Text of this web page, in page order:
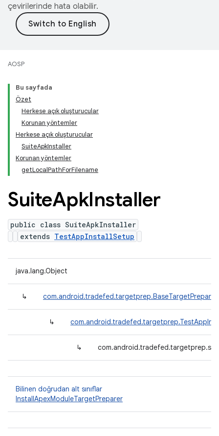
çevirilerinde hata olabilir.
AOSP
Bu sayfada
Özet
Herkese açık oluşturucular
Korunan yöntemler
Herkese açık oluşturucular
SuiteApkInstaller
Korunan yöntemler
getLocalPathForFilename
SuiteApkInstaller
public class SuiteApkInstaller
extends TestAppInstallSetup
java.lang.Object
↳ com.android.tradefed.targetprep.BaseTargetPreparer
↳
↳
Bilinen doğrudan alt sınıflar
InstallApexModuleTargetPreparer